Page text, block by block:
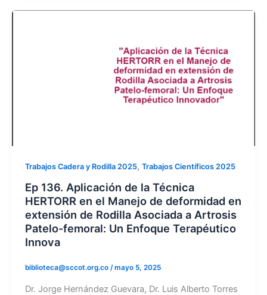
Trabajos Cadera y Rodilla 2025, Trabajos Científicos 2025
Ep 136. Aplicación de la Técnica
HERTORR en el Manejo de deformidad en
extensión de Rodilla Asociada a Artrosis
Patelo-femoral: Un Enfoque Terapéutico
Innova
biblioteca@sccot.org.co /mayo 5, 2025
Dr. Jorge Hernández Guevara, Dr. Luis Alberto Torres